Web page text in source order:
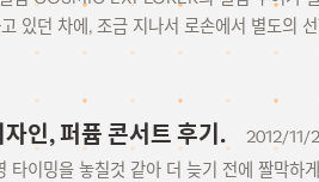
있던 차에, 조금 지나서 로손에서 별도의
인, 퍼퓸 콘서트 후기.
2012/11/
이밍을 놓칠것 같아 더 늦기 전에 짤막하